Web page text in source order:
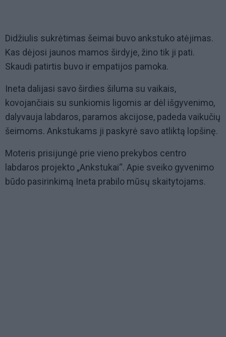
Didžiulis sukrėtimas šeimai buvo ankstuko atėjimas.
Kas dėjosi jaunos mamos širdyje, žino tik ji pati.
Skaudi patirtis buvo ir empatijos pamoka.
Ineta dalijasi savo širdies šiluma su vaikais,
kovojančiais su sunkiomis ligomis ar dėl išgyvenimo,
dalyvauja labdaros, paramos akcijose, padeda vaikučių
šeimoms. Ankstukams ji paskyrė savo atliktą lopšinę.
Moteris prisijungė prie vieno prekybos centro
labdaros projekto „Ankstukai“. Apie sveiko gyvenimo
būdo pasirinkimą Ineta prabilo mūsų skaitytojams.